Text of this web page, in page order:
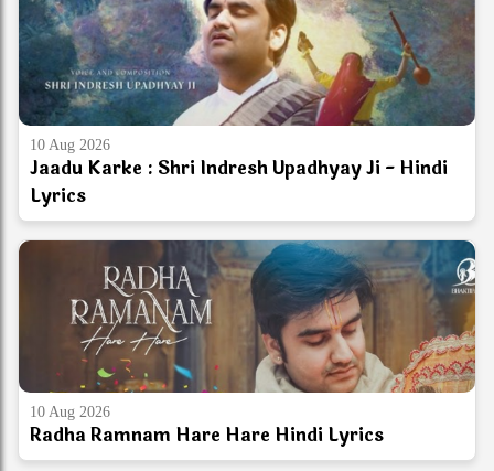
10 Aug 2026
Jaadu Karke : Shri Indresh Upadhyay Ji - Hindi
Lyrics
10 Aug 2026
Radha Ramnam Hare Hare Hindi Lyrics